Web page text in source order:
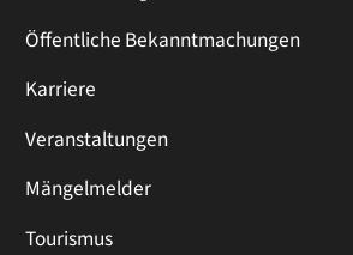
Öffentliche Bekanntmachungen
Karriere
Veranstaltungen
Mängelmelder
Tourismus